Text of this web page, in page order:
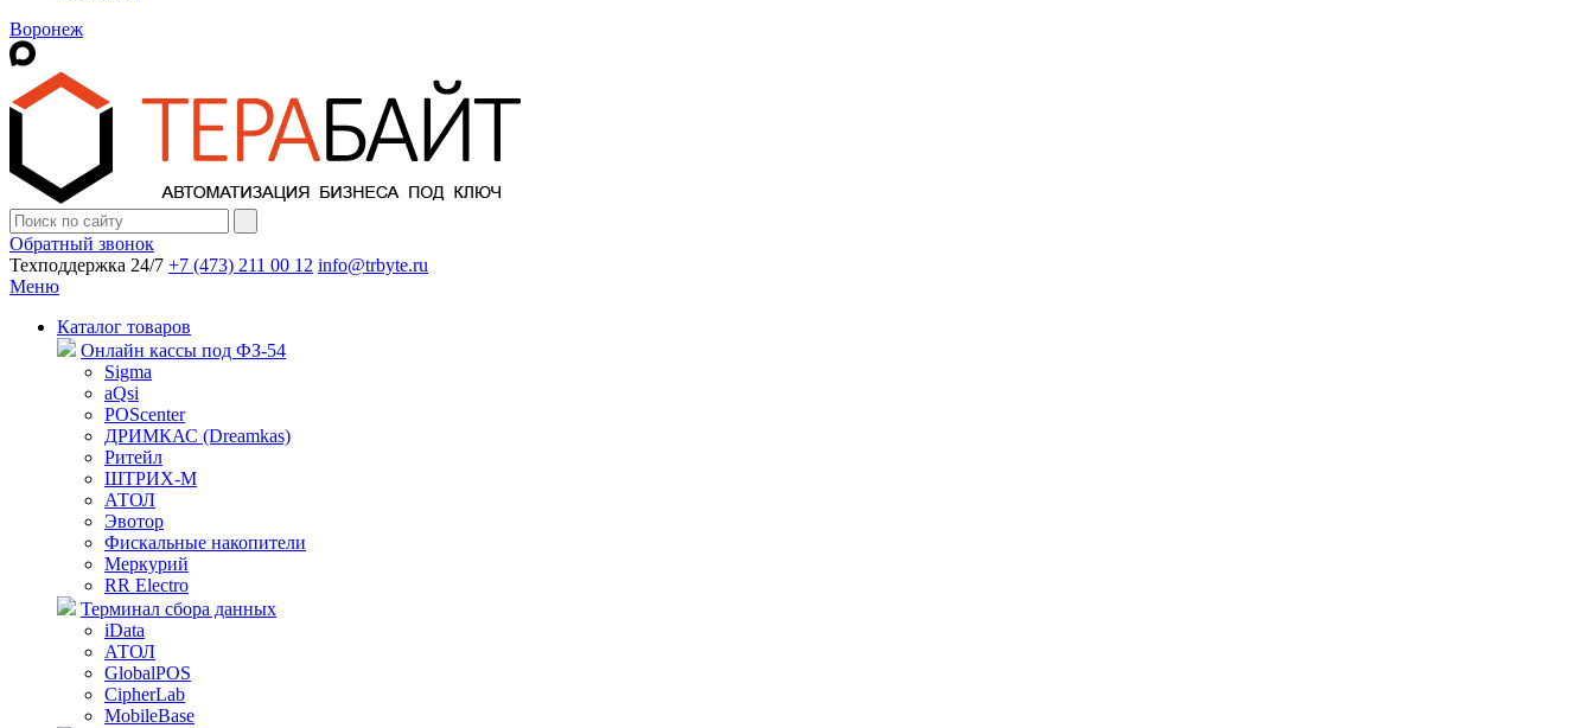
Воронеж
Обратный звонок
Техподдержка 24/7 +7 (473) 211 00 12 info@trbyte.ru
Меню
Каталог товаров
Онлайн кассы под ФЗ-54
Sigma
aQsi
POScenter
ДРИМКАС (Dreamkas)
Ритейл
ШТРИХ-М
АТОЛ
Эвотор
Фискальные накопители
Меркурий
RR Electro
Терминал сбора данных
iData
АТОЛ
GlobalPOS
CipherLab
MobileBase